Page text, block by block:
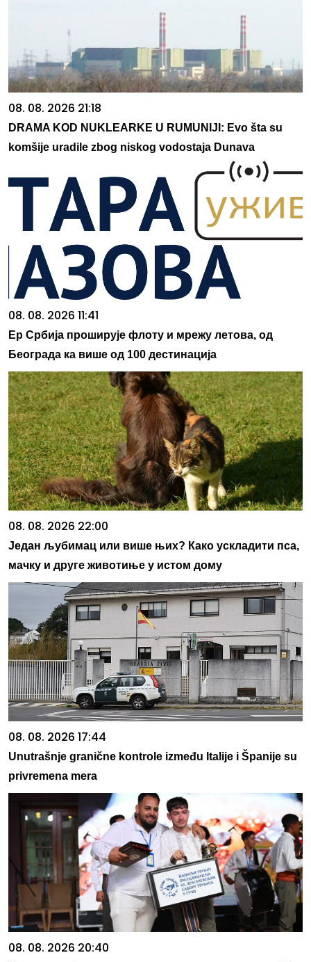
08. 08. 2026 21:18
DRAMA KOD NUKLEARKE U RUMUNIJI: Evo šta su
komšije uradile zbog niskog vodostaja Dunava
08. 08. 2026 11:41
Ер Србија проширује флоту и мрежу летова, од
Београда ка више од 100 дестинација
08. 08. 2026 22:00
Један љубимац или више њих? Како ускладити пса,
мачку и друге животиње у истом дому
08. 08. 2026 17:44
Unutrašnje granične kontrole između Italije i Španije su
privremena mera
08. 08. 2026 20:40